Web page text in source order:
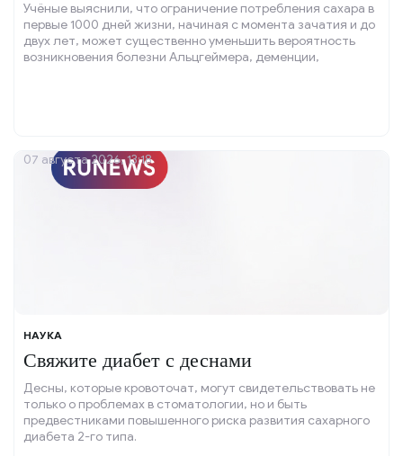
Учёные выяснили, что ограничение потребления сахара в
первые 1000 дней жизни, начиная с момента зачатия и до
двух лет, может существенно уменьшить вероятность
возникновения болезни Альцгеймера, деменции,
НАУКА
Свяжите диабет с деснами
Десны, которые кровоточат, могут свидетельствовать не
только о проблемах в стоматологии, но и быть
предвестниками повышенного риска развития сахарного
диабета 2-го типа.
07 августа 2026, 13:18